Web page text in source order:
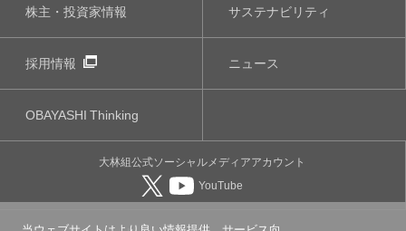
株主・投資家情報 サステナビリティ
採用情報 ニュース
OBAYASHIThinking
大林組公式ソーシャルメディアアカウント
YouTube